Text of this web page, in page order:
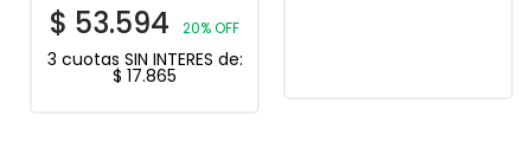
$ 53.594 20% OFF
3 cuotas SIN INTERES de:
$ 17.865